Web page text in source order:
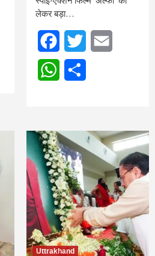
लेकर बड़ा…
FacebookTwitter
WhatsApp
Uttrakhand